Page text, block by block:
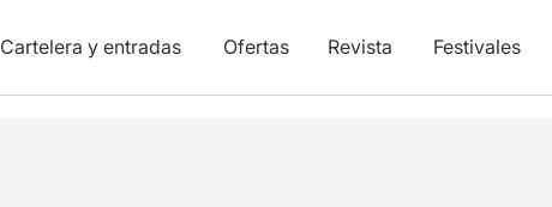
Cartelera y entradas Ofertas Revista Festivales